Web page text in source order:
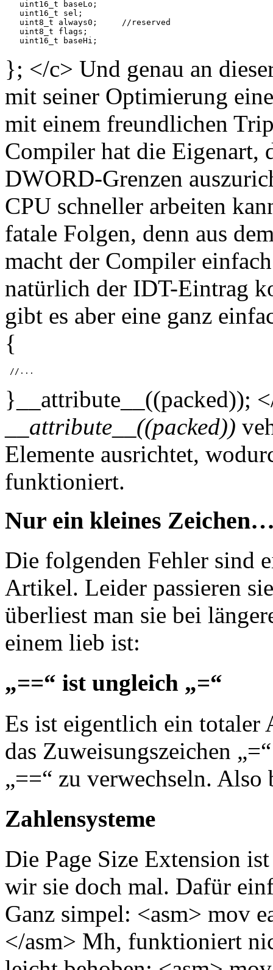
   uint16_t baseLo;
   uint16_t sel;
   uint8_t always0;	//reserved
   uint8_t flags;
}; </c> Und genau an
mit seiner Optimierung
mit einem freundlichen
Compiler hat die Eigenart,
DWORD-Grenzen
CPU schneller arbeiten
fatale Folgen, denn aus
macht der Compiler
natürlich der IDT-Eintrag
gibt es aber eine ganz
{
}__attribute__((packed));
__attribute__((packed))
Elemente ausrichtet,
funktioniert.
Nur ein kleines
Die folgenden Fehler sind
Artikel. Leider passieren
überliest man sie bei
einem lieb ist:
„==“ ist ungleich „=“
Es ist eigentlich ein totaler
das Zuweisungszeichen
„==“ zu verwechseln. Also
Zahlensysteme
Die Page Size Extension
wir sie doch mal. Dafür
Ganz simpel: <asm> mov
</asm> Mh, funktioniert